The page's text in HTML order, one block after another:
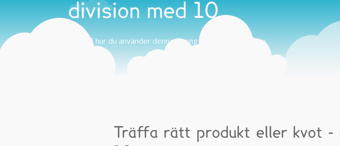
division med 10
Tips på hur du använder denna övning hemma och i skolan.
Träffa rätt produkt eller kvot -